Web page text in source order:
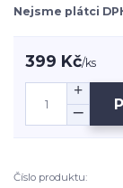
Nejsme plátci
399 Kč/ks
Číslo produktu: